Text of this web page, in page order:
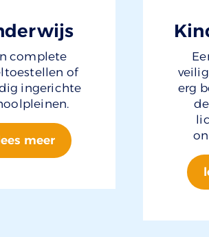
complete
of
ingerichte
meer
erg